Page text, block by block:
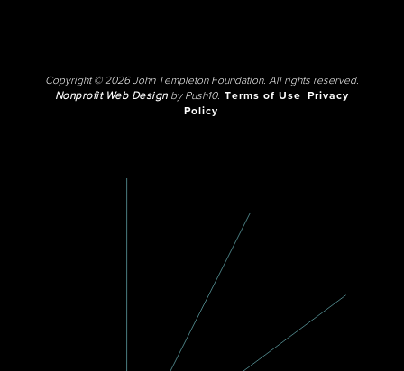
Copyright © 2026 John Templeton Foundation. All rights reserved.
Nonprofit Web Designby Push10. Terms of Use
Privacy
Policy